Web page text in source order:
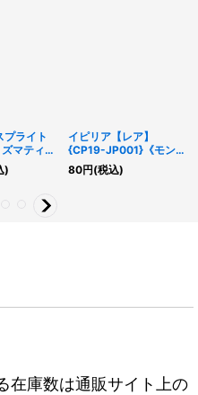
プライト
マティッ
】
《モン
)
イピリア【レア】
{CP19-JP001}《モンス
ター》
80円(税込)
在庫数は通販サイト上の